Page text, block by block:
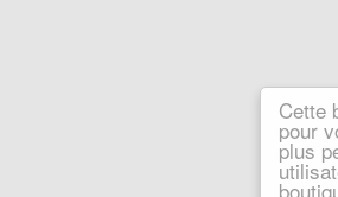
Cette
pour
plus